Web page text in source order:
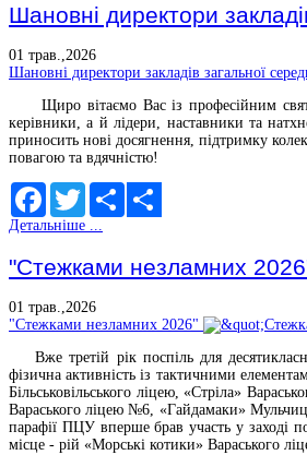
Шановні директори
01 трав.,2026
Шановні директори закладів загальної
Щиро вітаємо Вас із професійним
керівники, а й лідери, наставники та
приносить нові досягнення, підтримку
повагою та вдячністю!
FacebookTwitter Share
Share
Детальніше ...
"Стежками незламних
01 трав.,2026
"Стежками незламних 2026"
Вже третій рік поспіль для
фізична активність із тактичними
Більськовільського ліцею, «Стріла»
Вараського ліцею №6, «Гайдамаки»
парафії ПЦУ вперше брав участь у заході
місце - рій «Морські котики» Вараського